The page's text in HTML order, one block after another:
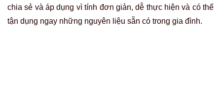
nhắc đến nhiều nhất. Công thức này là một dạng tẩy tế bào
chết vật lý và hóa học tại nhà.